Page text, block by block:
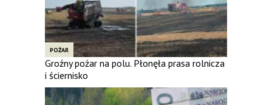
POŻAR
Groźny pożar na polu. Płonęła prasa rolnicza
i ściernisko